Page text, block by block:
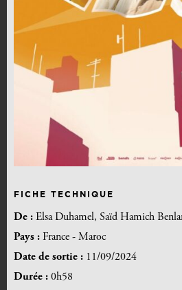
FICHE TECHNIQUE
De : Elsa Duhamel, Saïd Hamich
Pays : France - Maroc
Date de sortie : 11/09/2024
Durée : 0h58